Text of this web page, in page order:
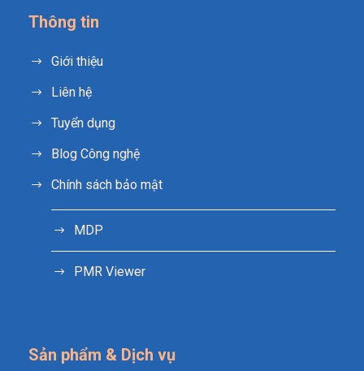
Thông tin
Giới thiệu
Liên hệ
Tuyển dụng
Blog Công nghệ
Chính sách bảo mật
MDP
PMR Viewer
Sản phẩm & Dịch vụ